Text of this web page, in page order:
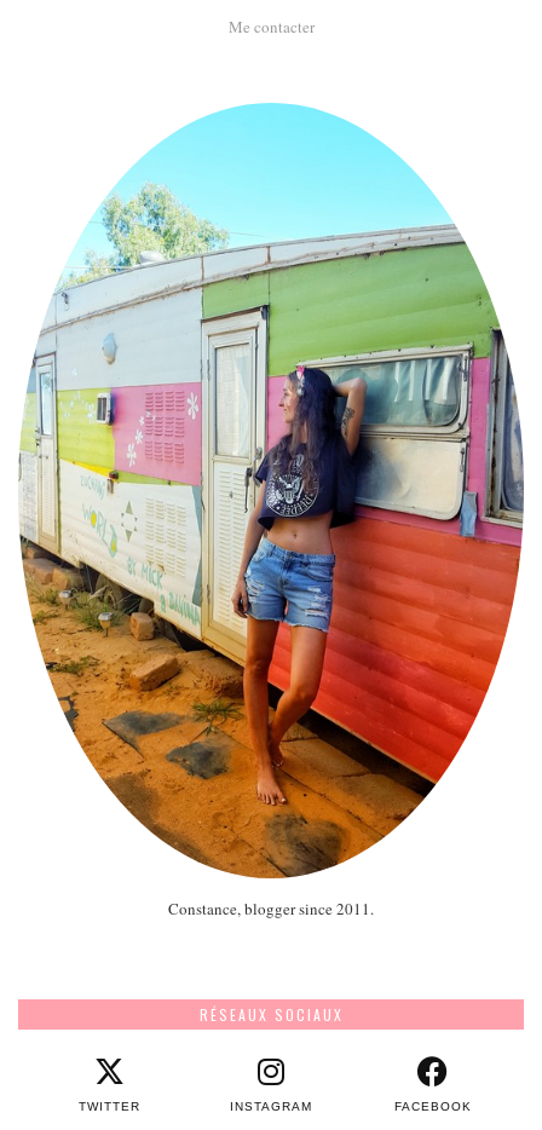
Me contacter
Constance, blogger since 2011.
RÉSEAUX SOCIAUX
TWITTER INSTAGRAM FACEBOOK